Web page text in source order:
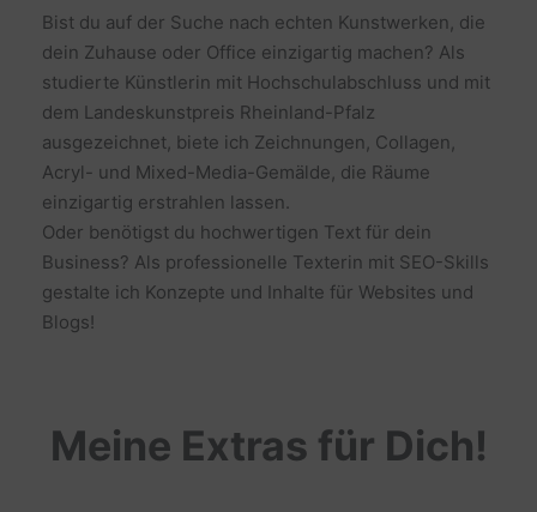
Bist du auf der Suche nach echten Kunstwerken, die
dein Zuhause oder Office einzigartig machen? Als
studierte Künstlerin mit Hochschulabschluss und mit
dem Landeskunstpreis Rheinland-Pfalz
ausgezeichnet, biete ich Zeichnungen, Collagen,
Acryl- und Mixed-Media-Gemälde, die Räume
einzigartig erstrahlen lassen.
Oder benötigst du hochwertigen Text für dein
Business? Als professionelle Texterin mit SEO-Skills
gestalte ich Konzepte und Inhalte für Websites und
Blogs!
Meine Extras für Dich!